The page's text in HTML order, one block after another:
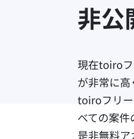
非公
現在toiroフ
が非常に高
toiroフリ
べての案
是非無料